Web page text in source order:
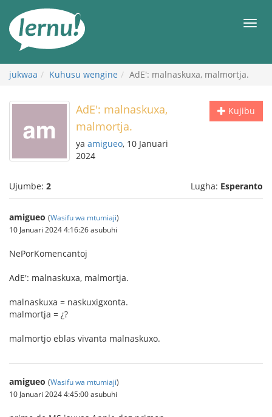
maudhui
jukwaa Kuhusu wengine AdE': malnaskuxa, malmortja.
Kujibu
AdE': malnaskuxa,
malmortja.
ya amigueo, 10 Januari
2024
Ujumbe: 2 Lugha: Esperanto
amigueo (Wasifu wa mtumiaji)
10 Januari 2024 4:16:26 asubuhi
NePorKomencantoj
AdE': malnaskuxa, malmortja.
malnaskuxa = naskuxigxonta.
malmortja = ¿?
malmortjo eblas vivanta malnaskuxo.
amigueo (Wasifu wa mtumiaji)
10 Januari 2024 4:45:00 asubuhi